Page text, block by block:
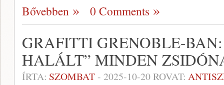
Bővebben 0 Comments
GRAFITTI GRENOBLE-
HALÁLT” MINDEN
ÍRTA: SZOMBAT- 2025-10-20ROVAT: